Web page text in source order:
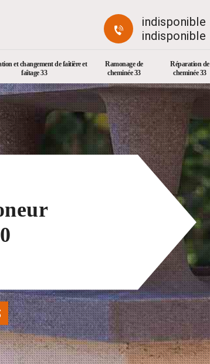
indisponible
indisponible
et changement de faîtière et
faîtage 33
Ramonage de
cheminée 33
Réparation de
cheminée 33